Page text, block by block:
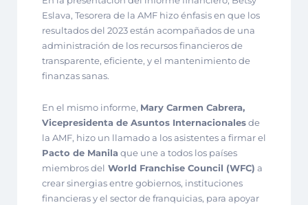
Eslava, Tesorera de la AMF hizo énfasis en que los
resultados del 2023 están acompañados de una
administración de los recursos financieros de
transparente, eficiente, y el mantenimiento de
finanzas sanas.
En el mismo informe, Mary Carmen Cabrera,
Vicepresidenta de Asuntos Internacionalesde
la AMF, hizo un llamado a los asistentes a firmar el
Pacto de Manila que une a todos los países
miembros del World Franchise Council (WFC) a
crear sinergias entre gobiernos, instituciones
financieras y el sector de franquicias, para apoyar